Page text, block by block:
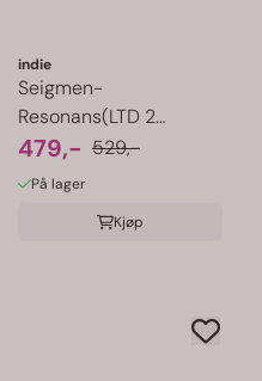
indie
Seigmen-
Resonans(LTD 2
Farget)
479,- 529,-
På lager
Kjøp